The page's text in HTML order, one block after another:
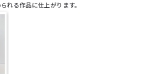
れる作品に仕上がります。